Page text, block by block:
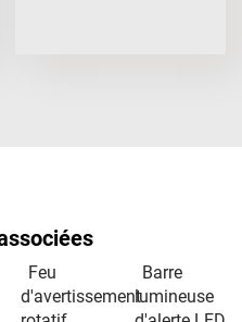
Feu
d'avertissement
Barre
lumineuse